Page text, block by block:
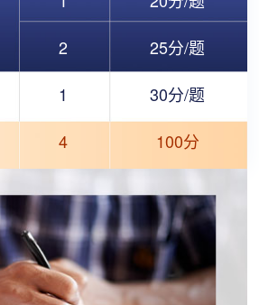
2
25分/题
1
30分/题
4 100分